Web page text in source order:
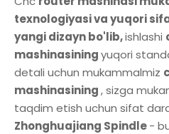
texnologiyasi va yuqori
yangi dizayn bo'lib,ishlashi
mashinasiningyuqori
detali uchun mukammalmiz
mashinasining, sizga
taqdim etish uchun sifat
Zhonghuajiang Spindle-